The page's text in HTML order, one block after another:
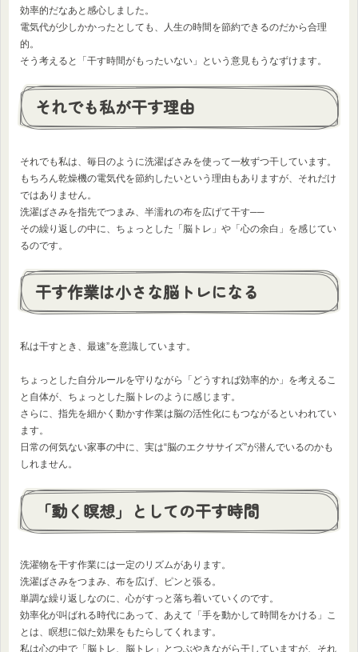
効率的だなあと感心しました。
電気代が少しかかったとしても、人生の時間を節約できるのだから合理
的。
そう考えると「干す時間がもったいない」という意見もうなずけます。
それでも私が干す理由
それでも私は、毎日のように洗濯ばさみを使って一枚ずつ干しています。
もちろん乾燥機の電気代を節約したいという理由もありますが、それだけ
ではありません。
洗濯ばさみを指先でつまみ、半濡れの布を広げて干す──
その繰り返しの中に、ちょっとした「脳トレ」や「心の余白」を感じてい
るのです。
干す作業は小さな脳トレになる
私は干すとき、最速”を意識しています。
ちょっとした自分ルールを守りながら「どうすれば効率的か」を考えるこ
と自体が、ちょっとした脳トレのように感じます。
さらに、指先を細かく動かす作業は脳の活性化にもつながるといわれてい
ます。
日常の何気ない家事の中に、実は“脳のエクササイズ”が潜んでいるのかも
しれません。
「動く瞑想」としての干す時間
洗濯物を干す作業には一定のリズムがあります。
洗濯ばさみをつまみ、布を広げ、ピンと張る。
単調な繰り返しなのに、心がすっと落ち着いていくのです。
効率化が叫ばれる時代にあって、あえて「手を動かして時間をかける」こ
とは、瞑想に似た効果をもたらしてくれます。
私は心の中で「脳トレ、脳トレ」とつぶやきながら干していますが、それ